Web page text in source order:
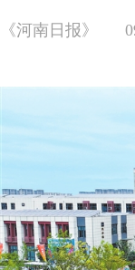
《河南日报》